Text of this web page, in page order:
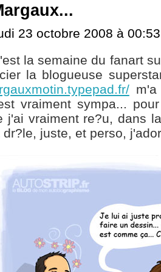
23 octobre 2008 à
la semaine du fanart
la blogueuse
m'a
vraiment sympa...
j'ai vraiment re?u, dans
juste, et perso,